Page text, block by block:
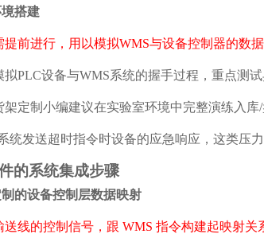
搭建
前进行，用以模拟WMS与设备控制器的数
设备与WMS系统的握手过程，重点测试
制小编建议在实验室环境中完整演练入库/
发送超时指令时设备的应急响应，这类压力
系统集成步骤
的设备控制层数据映射
送线的控制信号，跟 WMS 指令构建起映射